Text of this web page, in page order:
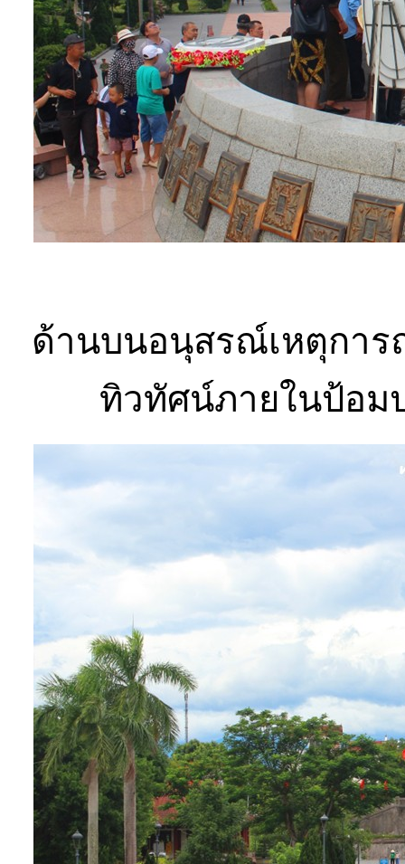
ด้านบนอนุสรณ์เหตุการ
ทิวทัศน์ภายในป้อม